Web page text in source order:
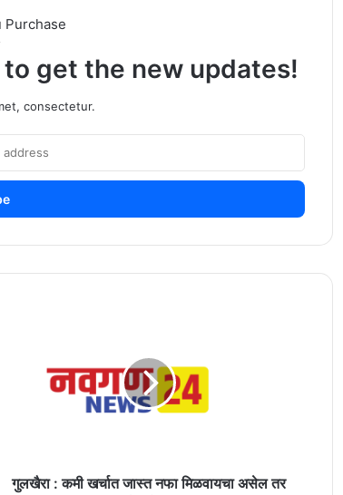
Purchase
get the new updates!
consectetur.
गुलखैरा : कमी खर्चात जास्त नफा मिळवायचा असेल तर